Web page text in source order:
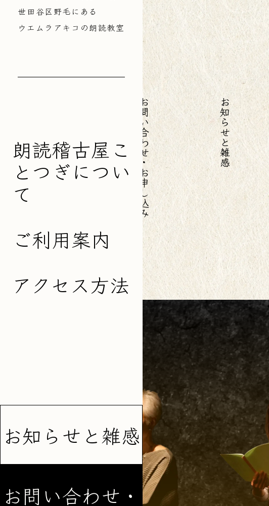
世田谷区野毛にある
ウエムラアキコの朗読教室
朗読稽古屋こ
とつぎについ
て
ご利用案内
アクセス方法
お知らせ と雑感
お問い合わせ・
お知らせと雑感
お問い合わせ・お申し込み